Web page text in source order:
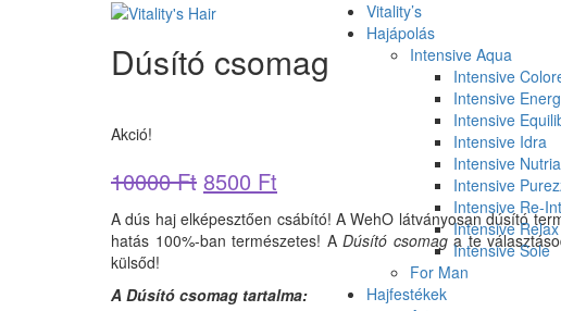
Vitality’s
Hajápolás
Intensive Aqua
Intensive
Intensive
Intensive
Intensive Idra
Intensive
Intensive
Intensive Re-
Intensive Relax
Intensive Sole
For Man
Hajfestékek
Dúsító csomag
Akció!
10000Ft 8500 Ft
A dús haj elképesztően csábító! A WehO látványosan dúsító
hatás 100%-ban természetes! ADúsító csomaga te
külsőd!
A Dúsító csomag tartalma: